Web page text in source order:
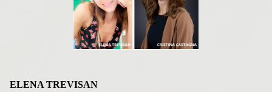
ELENA TREVISAN